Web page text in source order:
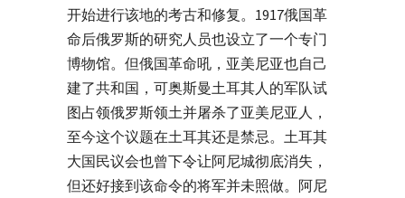
开始进行该地的考古和修复。1917俄国革
命后俄罗斯的研究人员也设立了一个专门
博物馆。但俄国革命吼，亚美尼亚也自己
建了共和国，可奥斯曼土耳其人的军队试
图占领俄罗斯领土并屠杀了亚美尼亚人，
至今这个议题在土耳其还是禁忌。土耳其
大国民议会也曾下令让阿尼城彻底消失，
但还好接到该命令的将军并未照做。阿尼